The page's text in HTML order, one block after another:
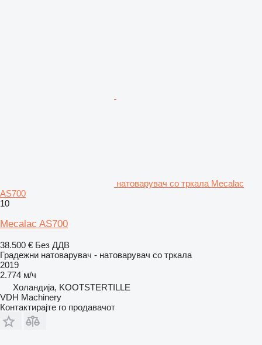
натоварувач со тркала Mecalac
AS700
10
Mecalac AS700
38.500 € Без ДДВ
Градежни натоварувач - натоварувач со тркала
2019
2.774 м/ч
Холандија, KOOTSTERTILLE
VDH Machinery
Контактирајте го продавачот